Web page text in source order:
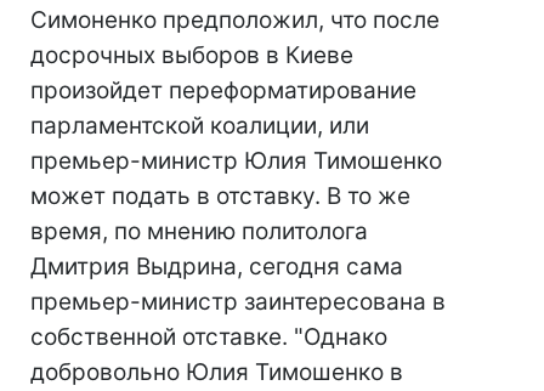
Симоненко предположил, что после
досрочных выборов в Киеве
произойдет переформатирование
парламентской коалиции, или
премьер-министр Юлия Тимошенко
может подать в отставку. В то же
время, по мнению политолога
Дмитрия Выдрина, сегодня сама
премьер-министр заинтересована в
собственной отставке. "Однако
добровольно Юлия Тимошенко в